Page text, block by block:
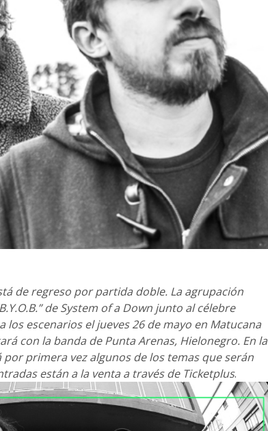
de regreso por partida doble. La agrupación
de System of a Down junto al célebre
los escenarios el jueves 26 de mayo en Matucana
con la banda de Punta Arenas, Hielonegro. En la
primera vez algunos de los temas que serán
están a la venta a través de Ticketplus.